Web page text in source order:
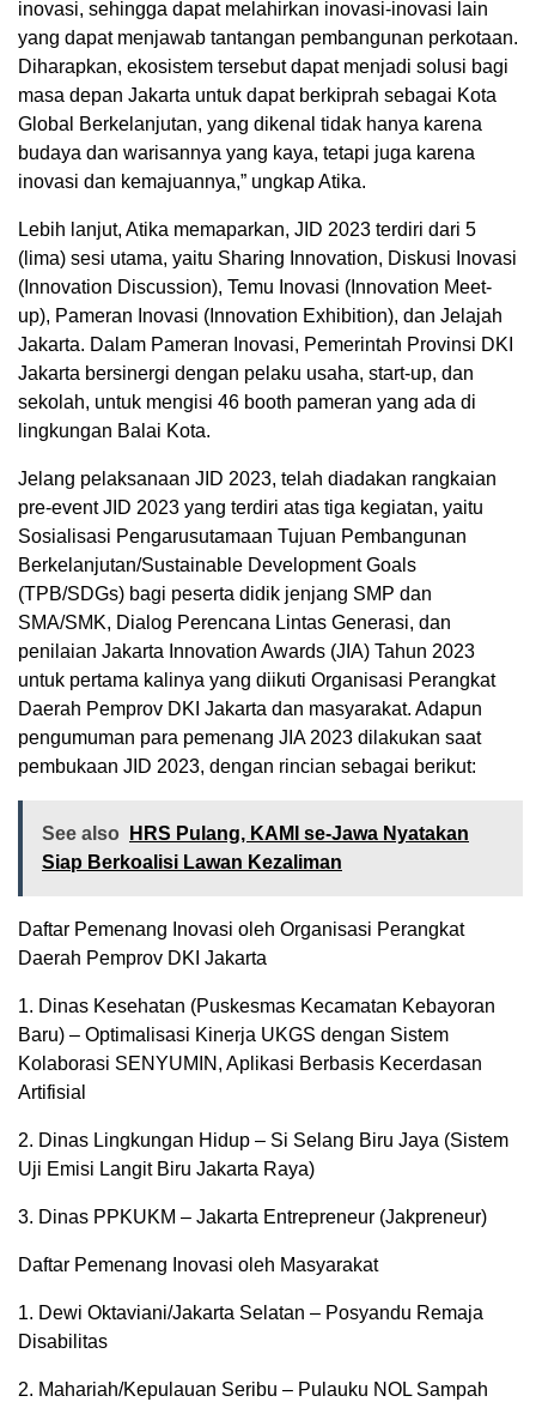
inovasi, sehingga dapat melahirkan inovasi-inovasi lain
yang dapat menjawab tantangan pembangunan perkotaan.
Diharapkan, ekosistem tersebut dapat menjadi solusi bagi
masa depan Jakarta untuk dapat berkiprah sebagai Kota
Global Berkelanjutan, yang dikenal tidak hanya karena
budaya dan warisannya yang kaya, tetapi juga karena
inovasi dan kemajuannya,” ungkap Atika.
Lebih lanjut, Atika memaparkan, JID 2023 terdiri dari 5
(lima) sesi utama, yaitu Sharing Innovation, Diskusi Inovasi
(Innovation Discussion), Temu Inovasi (Innovation Meet-
up), Pameran Inovasi (Innovation Exhibition), dan Jelajah
Jakarta. Dalam Pameran Inovasi, Pemerintah Provinsi DKI
Jakarta bersinergi dengan pelaku usaha, start-up, dan
sekolah, untuk mengisi 46 booth pameran yang ada di
lingkungan Balai Kota.
Jelang pelaksanaan JID 2023, telah diadakan rangkaian
pre-event JID 2023 yang terdiri atas tiga kegiatan, yaitu
Sosialisasi Pengarusutamaan Tujuan Pembangunan
Berkelanjutan/Sustainable Development Goals
(TPB/SDGs) bagi peserta didik jenjang SMP dan
SMA/SMK, Dialog Perencana Lintas Generasi, dan
penilaian Jakarta Innovation Awards (JIA) Tahun 2023
untuk pertama kalinya yang diikuti Organisasi Perangkat
Daerah Pemprov DKI Jakarta dan masyarakat. Adapun
pengumuman para pemenang JIA 2023 dilakukan saat
pembukaan JID 2023, dengan rincian sebagai berikut:
See also
HRS Pulang, KAMI se-Jawa Nyatakan
Siap Berkoalisi Lawan Kezaliman
Daftar Pemenang Inovasi oleh Organisasi Perangkat
Daerah Pemprov DKI Jakarta
1. Dinas Kesehatan (Puskesmas Kecamatan Kebayoran
Baru) – Optimalisasi Kinerja UKGS dengan Sistem
Kolaborasi SENYUMIN, Aplikasi Berbasis Kecerdasan
Artifisial
2. Dinas Lingkungan Hidup – Si Selang Biru Jaya (Sistem
Uji Emisi Langit Biru Jakarta Raya)
3. Dinas PPKUKM – Jakarta Entrepreneur (Jakpreneur)
Daftar Pemenang Inovasi oleh Masyarakat
1. Dewi Oktaviani/Jakarta Selatan – Posyandu Remaja
Disabilitas
2. Mahariah/Kepulauan Seribu – Pulauku NOL Sampah